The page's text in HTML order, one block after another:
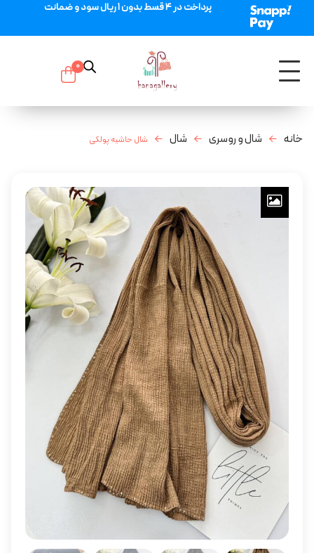
پرداخت در 4 قسط بدون 1 ریال سود و ضمانت
0
خانه شال و روسری شال شال حاشیه پولکی